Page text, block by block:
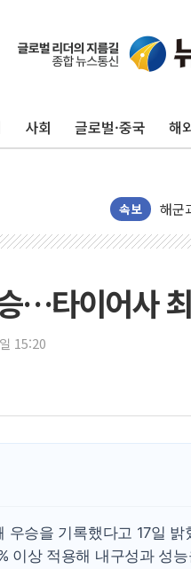
사회 글로벌·중국 해
속보
주한
해군
강원
[르
강
빚
양
[2
종로
법원
성
우
[종
…타이어사
15:20
승을 기록했다고 17일 밝
이상 적용해 내구성과 성